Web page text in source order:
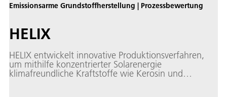
Emissionsarme Grundstoffherstellung | Prozessbewertung
HELIX
HELIX entwickelt innovative Produktionsverfahren,
um mithilfe konzentrierter Solarenergie
klimafreundliche Kraftstoffe wie Kerosin und